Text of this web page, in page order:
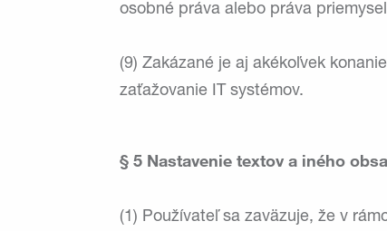
osobné práva alebo práva
(9) Zakázané je aj akékoľvek
zaťažovanie IT systémov.
§ 5 Nastavenie textov a iného
(1) Používateľ sa zaväzuje, že v